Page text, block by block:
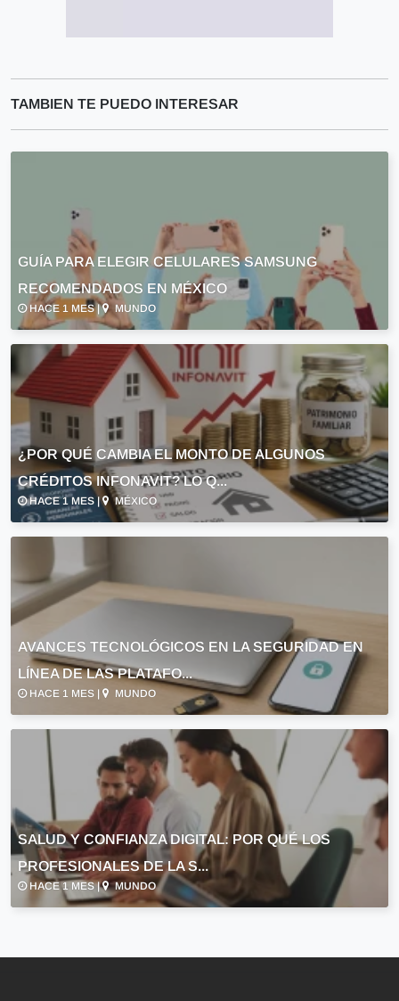
TAMBIEN TE PUEDO INTERESAR
GUÍA PARA ELEGIR CELULARES SAMSUNG
RECOMENDADOS EN MÉXICO
HACE 1 MES | MUNDO
¿POR QUÉ CAMBIA EL MONTO DE ALGUNOS
CRÉDITOS INFONAVIT? LO Q...
HACE 1 MES | MÉXICO
AVANCES TECNOLÓGICOS EN LA SEGURIDAD EN
LÍNEA DE LAS PLATAFO...
HACE 1 MES | MUNDO
SALUD Y CONFIANZA DIGITAL: POR QUÉ LOS
PROFESIONALES DE LA S...
HACE 1 MES | MUNDO